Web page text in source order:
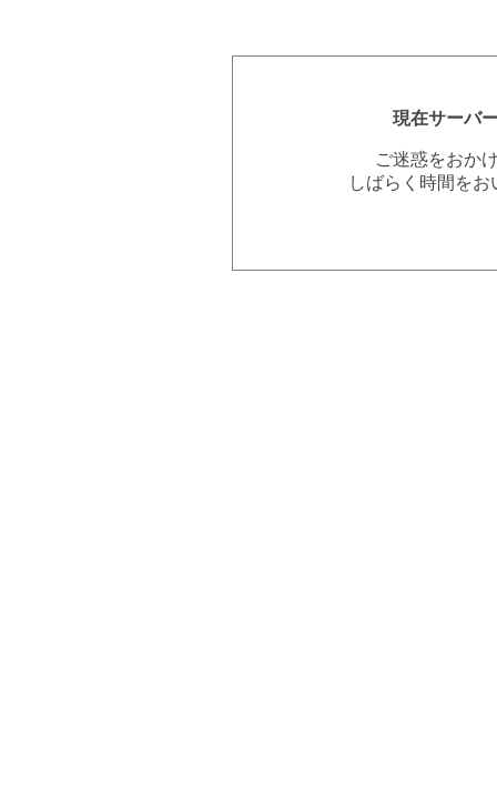
現在サーバ
ご迷惑をおか
しばらく時間を